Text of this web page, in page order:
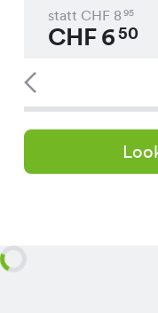
statt CHF 895
CHF650